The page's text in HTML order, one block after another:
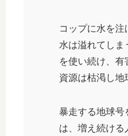
コップに水を注
水は溢れてしま
を使い続け、
資源は枯渇し地
暴走する地球号
は、増え続ける